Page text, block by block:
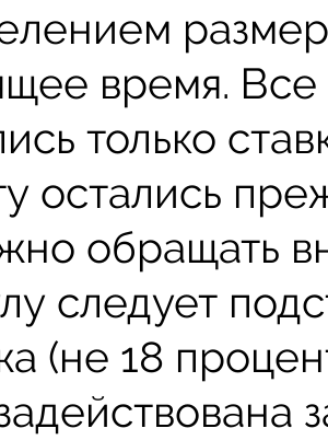
время.
только
остались
обращать
следует
(не 18